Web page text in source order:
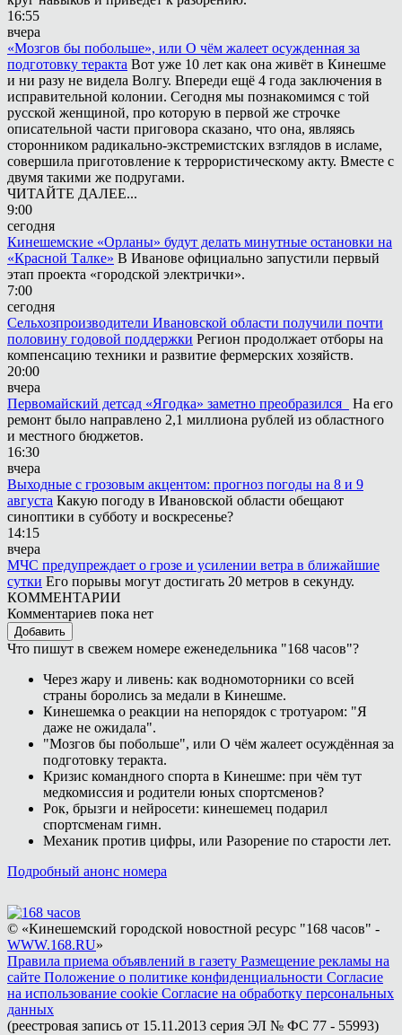
16:55
вчера
«Мозгов бы побольше», или О чём жалеет осужденная за
подготовку теракта Вот уже 10 лет как она живёт в Кинешме
и ни разу не видела Волгу. Впереди ещё 4 года заключения в
исправительной колонии. Сегодня мы познакомимся с той
русской женщиной, про которую в первой же строчке
описательной части приговора сказано, что она, являясь
сторонником радикально-экстремистских взглядов в исламе,
совершила приготовление к террористическому акту. Вместе с
двумя такими же подругами.
ЧИТАЙТЕ ДАЛЕЕ...
9:00
сегодня
Кинешемские «Орланы» будут делать минутные остановки на
«Красной Талке» В Иванове официально запустили первый
этап проекта «городской электрички».
7:00
сегодня
Сельхозпроизводители Ивановской области получили почти
половину годовой поддержки Регион продолжает отборы на
компенсацию техники и развитие фермерских хозяйств.
20:00
вчера
Первомайский детсад «Ягодка» заметно преобразился
На его
ремонт было направлено 2,1 миллиона рублей из областного
и местного бюджетов.
16:30
вчера
Выходные с грозовым акцентом: прогноз погоды на 8 и 9
августа Какую погоду в Ивановской области обещают
синоптики в субботу и воскресенье?
14:15
вчера
МЧС предупреждает о грозе и усилении ветра в ближайшие
сутки Его порывы могут достигать 20 метров в секунду.
КОММЕНТАРИИ
Комментариев пока нет
Добавить
Что пишут в свежем номере еженедельника "168 часов"?
Через жару и ливень: как водномоторники со всей
страны боролись за медали в Кинешме.
Кинешемка о реакции на непорядок с тротуаром: "Я
даже не ожидала".
"Мозгов бы побольше", или О чём жалеет осуждённая за
подготовку теракта.
Кризис командного спорта в Кинешме: при чём тут
медкомиссия и родители юных спортсменов?
Рок, брызги и нейросети: кинешемец подарил
спортсменам гимн.
Механик против цифры, или Разорение по старости лет.
Подробный анонс номера
© «Кинешемский городской новостной ресурс "168 часов" -
WWW.168.RU»
Правила приема объявлений в газету Размещение рекламы на
сайте Положение о политике конфиденциальности Согласие
на использование cookie Согласие на обработку персональных
данных
(реестровая запись от 15.11.2013 серия ЭЛ № ФС 77 - 55993)